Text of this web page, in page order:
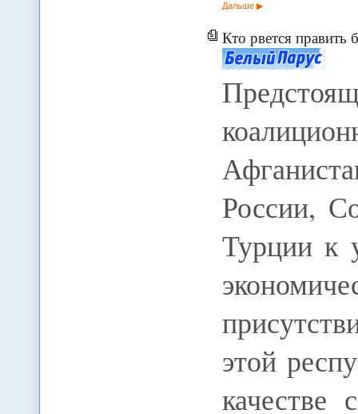
Дальше
Кто рвется править
России,
Турции к
этой
качестве